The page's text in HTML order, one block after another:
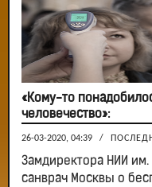
«Кому-то
человечество»:
26-03-2020, 04:39 /
Замдиректора НИИ
санврач Москвы о